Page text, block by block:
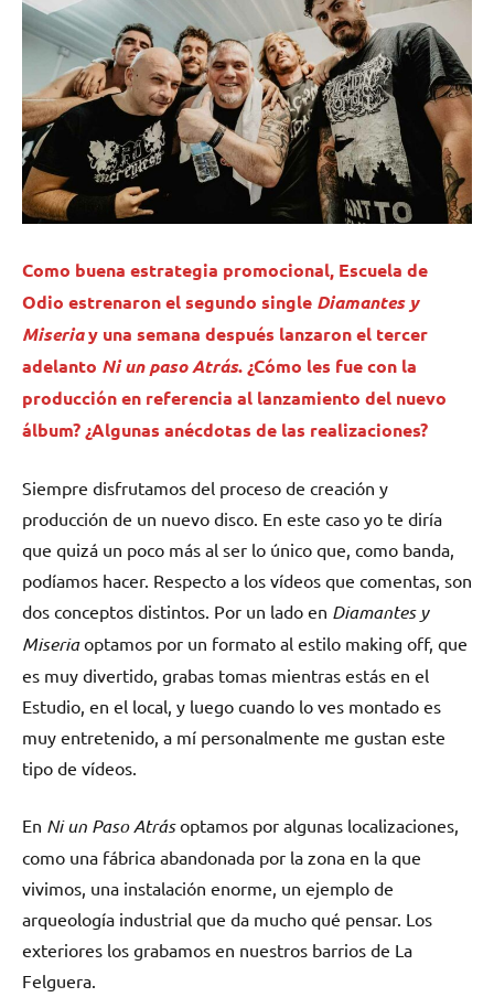
Como buena estrategia promocional, Escuela de
Odio estrenaron el segundo single Diamantes y
Miseriay una semana después lanzaron el tercer
adelanto Ni un paso Atrás. ¿Cómo les fue con la
producción en referencia al lanzamiento del nuevo
álbum? ¿Algunas anécdotas de las realizaciones?
Siempre disfrutamos del proceso de creación y
producción de un nuevo disco. En este caso yo te diría
que quizá un poco más al ser lo único que, como banda,
podíamos hacer. Respecto a los vídeos que comentas, son
dos conceptos distintos. Por un lado en Diamantes y
Miseriaoptamos por un formato al estilo making off, que
es muy divertido, grabas tomas mientras estás en el
Estudio, en el local, y luego cuando lo ves montado es
muy entretenido, a mí personalmente me gustan este
tipo de vídeos.
En Ni un Paso Atrásoptamos por algunas localizaciones,
como una fábrica abandonada por la zona en la que
vivimos, una instalación enorme, un ejemplo de
arqueología industrial que da mucho qué pensar. Los
exteriores los grabamos en nuestros barrios de La
Felguera.